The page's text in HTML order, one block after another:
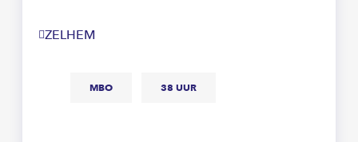
ZELHEM
MBO 38 UUR